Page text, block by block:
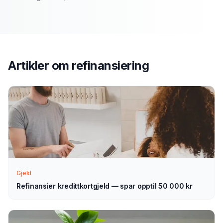
Slik fungerer prosessen
2 Vi tar kontakt
Vi går gjennom forespørselen din og tar kontakt med
veiledning — normalt innen 1–2 virkedager.
Sammenlign aktuelle tilbud i ro og mak, og velg det som
passer deg — helt uforpliktende.
Artikler om refinansiering
Gjeld
Refinansier kredittkortgjeld — spar opptil 50 000 kr